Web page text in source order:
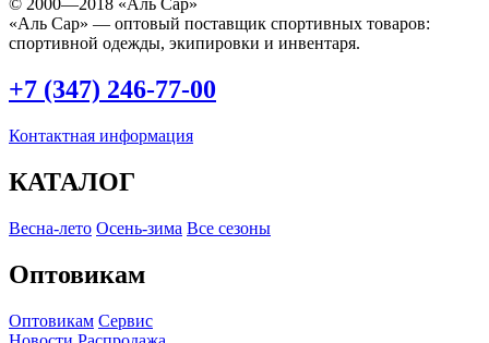
© 2000—2018 «Аль Сар»
«Аль Сар» — оптовый поставщик спортивных товаров:
спортивной одежды, экипировки и инвентаря.
+7 (347) 246-77-00
Контактная информация
КАТАЛОГ
Весна-лето Осень-зима Все сезоны
Оптовикам
Оптовикам Сервис